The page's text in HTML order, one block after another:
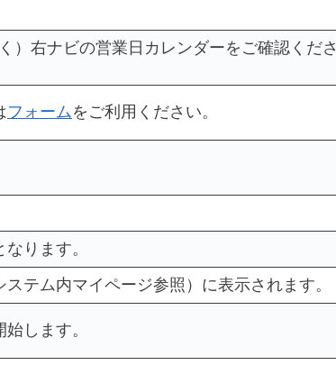
）右ナビの営業日カレンダーをご確認くださ
フォーム をご利用ください。
ります。
テム内マイページ参照）に表示されます。
します。